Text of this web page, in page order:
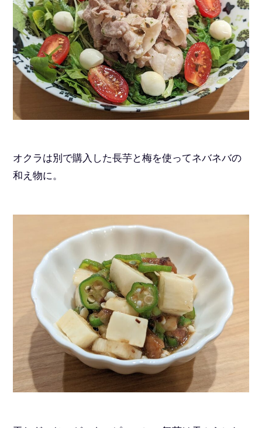
オクラは別で購入した長芋と梅を使ってネバネバの
和え物に。